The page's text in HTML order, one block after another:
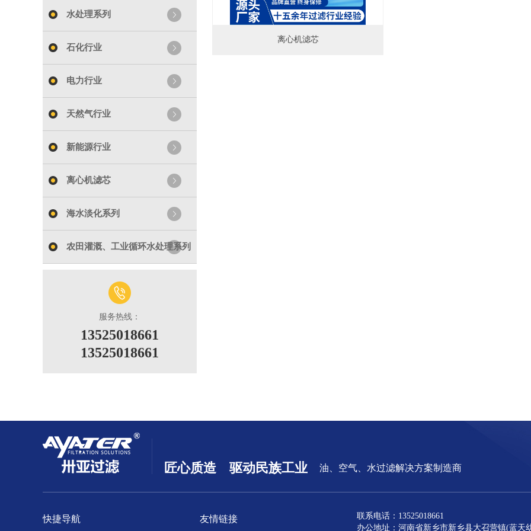
水处理系列
石化行业
电力行业
天然气行业
新能源行业
离心机滤芯
海水淡化系列
农田灌溉、工业循环水处理系列
服务热线：
13525018661
13525018661
离心机滤芯
匠心质造 驱动民族工业 油、空气、水过滤解决方案制造商
快捷导航 友情链接
联系电话：13525018661
办公地址：河南省新乡市新乡县大召营镇(蓝天